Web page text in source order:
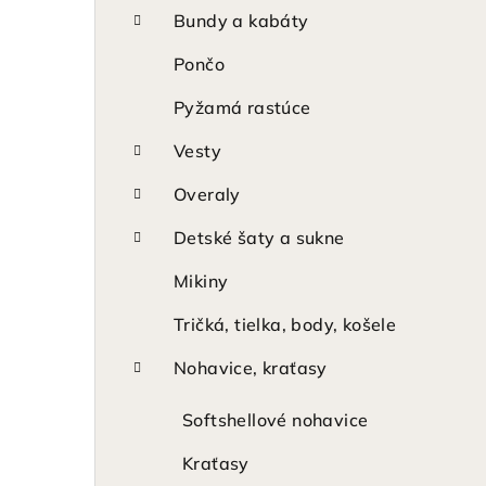
Bundy a kabáty
Pončo
Pyžamá rastúce
Vesty
Overaly
Detské šaty a sukne
Mikiny
Tričká, tielka, body, košele
Nohavice, kraťasy
Softshellové nohavice
Kraťasy